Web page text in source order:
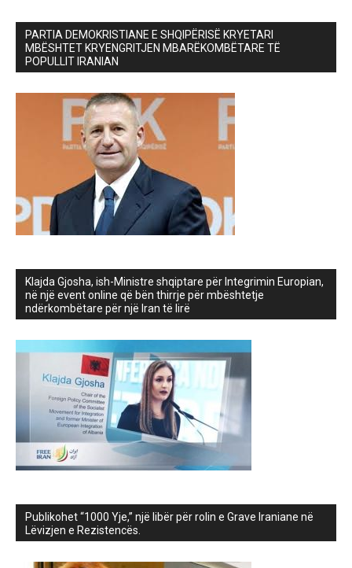
PARTIA DEMOKRISTIANE E SHQIPËRISË KRYETARI
MBËSHTET KRYENGRITJEN MBARËKOMBËTARE TË
POPULLIT IRANIAN
Klajda Gjosha, ish-Ministre shqiptare për Integrimin Europian,
në një event online që bën thirrje për mbështetje
ndërkombëtare për një Iran të lirë
Publikohet “1000 Yje,” një libër për rolin e Grave Iraniane në
Lëvizjen e Rezistencës.